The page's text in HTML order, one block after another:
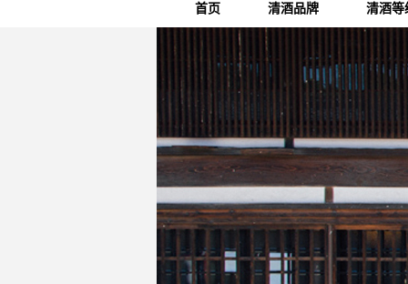
首页 清酒品牌 清酒等